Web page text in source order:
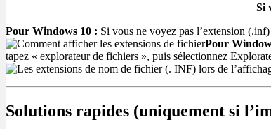
Si
Pour Windows 10 : Si vous ne voyez pas l’extension
Pour
tapez « explorateur de fichiers », puis sélectionnez
Solutions rapides (uniquement si